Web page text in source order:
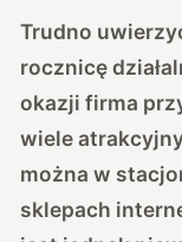
Trudno
rocznicę
okazji firma
wiele
można w
sklepach